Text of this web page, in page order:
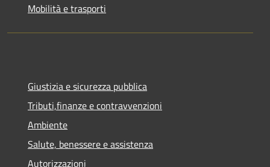
Mobilità e trasporti
Giustizia e sicurezza pubblica
Tributi,finanze e contravvenzioni
Ambiente
Salute, benessere e assistenza
Autorizzazioni